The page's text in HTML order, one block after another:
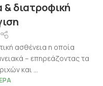
διατροφική
ασθένεια η οποία
– επηρεάζοντας τα
και ...